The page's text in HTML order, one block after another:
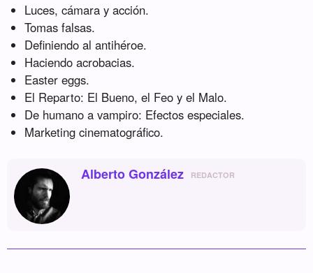
Luces, cámara y acción.
Tomas falsas.
Definiendo al antihéroe.
Haciendo acrobacias.
Easter eggs.
El Reparto: El Bueno, el Feo y el Malo.
De humano a vampiro: Efectos especiales.
Marketing cinematográfico.
Alberto González REDACTOR